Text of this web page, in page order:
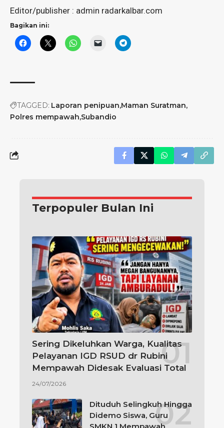
Editor/publisher : admin radarkalbar.com
Bagikan ini:
TAGGED: Laporan penipuan Maman Suratman
Polres mempawah Subandio
Terpopuler Bulan Ini
Sering Dikeluhkan Warga, Kualitas
Pelayanan IGD RSUD dr Rubini
Mempawah Didesak Evaluasi Total
24/07/2026
Dituduh Selingkuh Hingga
Didemo Siswa, Guru
SMKN 1 Mempawah